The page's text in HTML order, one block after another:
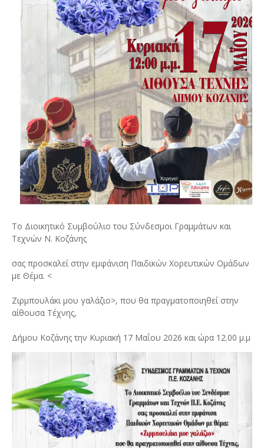
Το Διοικητικό Συμβούλιο του Σύνδεσμοι Γραμμάτων και
Τεχνών Ν. Κοζάνης
σας προσκαλεί στην εμφάνιση Παιδικών Χορευτικών Ομάδων
με Θέμα. <
Ζιρμπουλάκι μου γαλάζιο>, που θα πραγματοποιηθεί στην
αίθουσα Τέχνης,
Δήμου Κοζάνης την Κυριακή 17 Μαΐου 2026 και ώρα 12.00 μ.μ